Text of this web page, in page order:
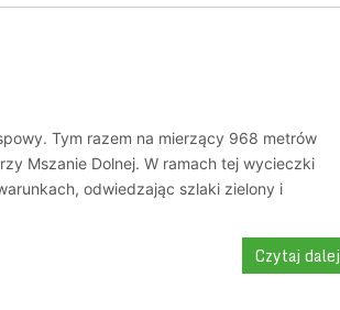
Tym razem na mierzący 968 metrów
Mszanie Dolnej. W ramach tej wycieczki
odwiedzając szlaki zielony i
Czytaj dalej